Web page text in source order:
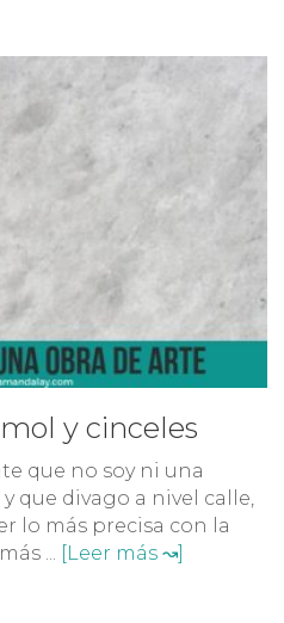
y cinceles
que no soy ni una
que divago a nivel calle,
lo más precisa con la
...
[Leer más ↝]